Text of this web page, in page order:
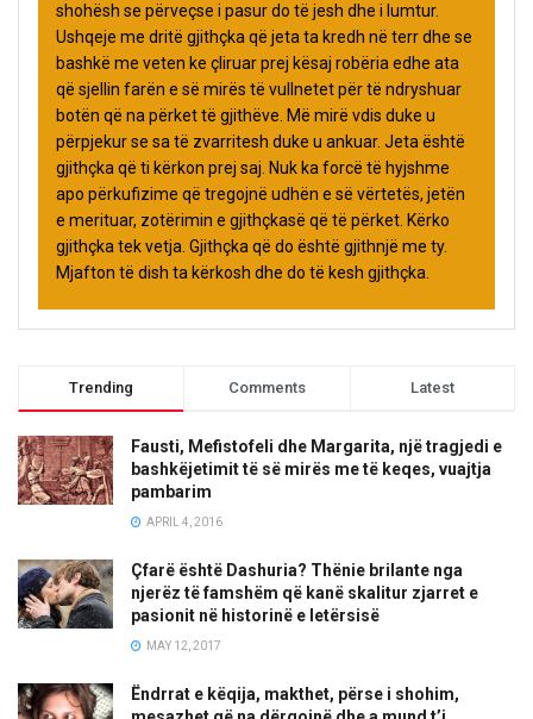
shohësh se përveçse i pasur do të jesh dhe i lumtur.
Ushqeje me dritë gjithçka që jeta ta kredh në terr dhe se
bashkë me veten ke çliruar prej kësaj robëria edhe ata
që sjellin farën e së mirës të vullnetet për të ndryshuar
botën që na përket të gjithëve. Më mirë vdis duke u
përpjekur se sa të zvarritesh duke u ankuar. Jeta është
gjithçka që ti kërkon prej saj. Nuk ka forcë të hyjshme
apo përkufizime që tregojnë udhën e së vërtetës, jetën
e merituar, zotërimin e gjithçkasë që të përket. Kërko
gjithçka tek vetja. Gjithçka që do është gjithnjë me ty.
Mjafton të dish ta kërkosh dhe do të kesh gjithçka.
Trending Comments Latest
Fausti, Mefistofeli dhe Margarita, një tragjedi e
bashkëjetimit të së mirës me të keqes, vuajtja
pambarim
APRIL 4, 2016
Çfarë është Dashuria? Thënie brilante nga
njerëz të famshëm që kanë skalitur zjarret e
pasionit në historinë e letërsisë
MAY 12, 2017
Ëndrrat e këqija, makthet, përse i shohim,